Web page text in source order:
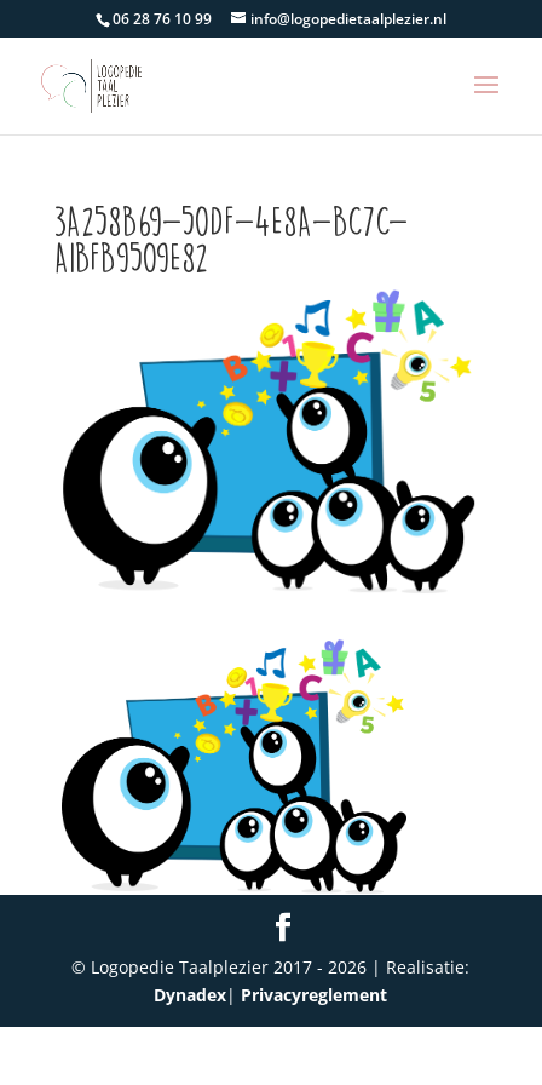
06 28 76 10 99 info@logopedietaalplezier.nl
3A258B69-50DF-4E8A-BC7C-
A1BFB9509E82
© Logopedie Taalplezier 2017 -2026 | Realisatie:
Dynadex| Privacyreglement